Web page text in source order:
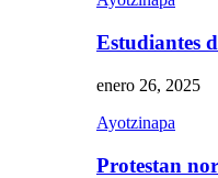
Estudiantes
enero 26, 2025
Ayotzinapa
Protestan